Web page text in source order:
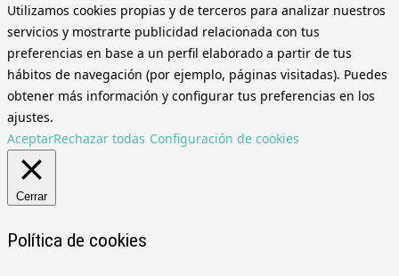
Utilizamos cookies propias y de terceros para analizar nuestros
servicios y mostrarte publicidad relacionada con tus
preferencias en base a un perfil elaborado a partir de tus
hábitos de navegación (por ejemplo, páginas visitadas). Puedes
obtener más información y configurar tus preferencias en los
ajustes.
AceptarRechazar todas Configuración de cookies
Cerrar
Política de cookies